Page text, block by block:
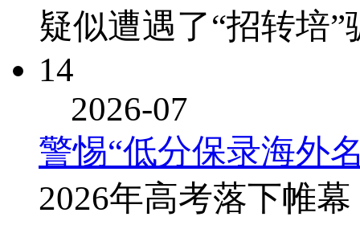
疑似遭遇了“招转
14
2026-07
警惕“低分保录海外
2026年高考落下帷